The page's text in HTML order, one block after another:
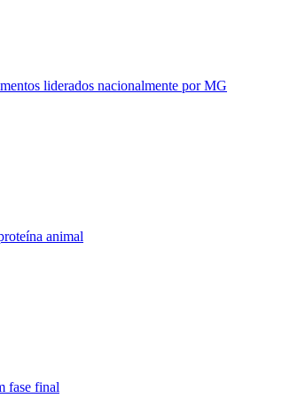
liderados nacionalmente por MG
animal
fase final